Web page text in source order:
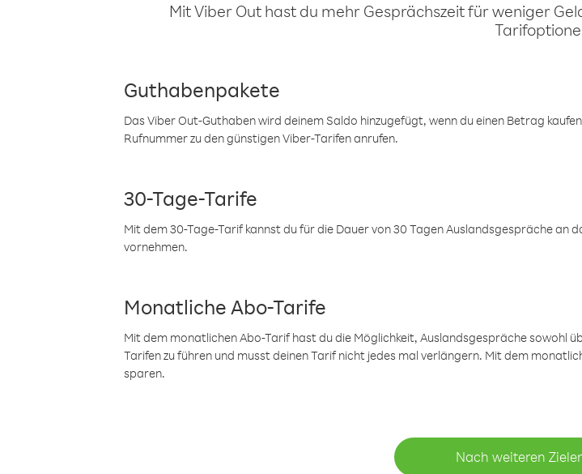
Mit Viber Out hast du mehr Gesprächszeit für weniger
Guthabenpakete
Das Viber Out-Guthaben wird deinem Saldo hinzugefügt, wenn du einen Betrag
Rufnummer zu den günstigen Viber-Tarifen anrufen.
30-Tage-Tarife
Mit dem 30-Tage-Tarif kannst du für die Dauer von 30 Tagen Auslandsgespräche an
vornehmen.
Monatliche Abo-Tarife
Mit dem monatlichen Abo-Tarif hast du die Möglichkeit, Auslandsgespräche sowohl
Tarifen zu führen und musst deinen Tarif nicht jedes mal verlängern. Mit dem
sparen.
Nach weiteren